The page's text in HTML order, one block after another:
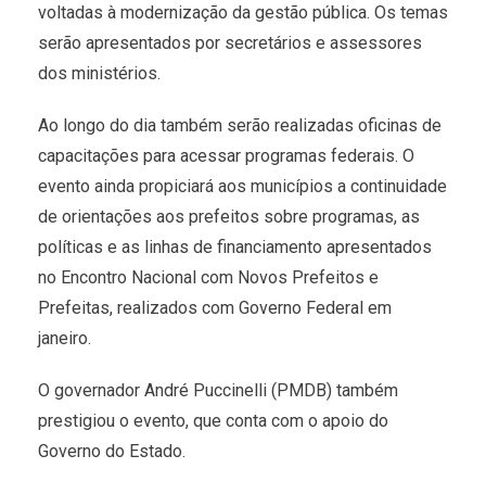
voltadas à modernização da gestão pública. Os temas
serão apresentados por secretários e assessores
dos ministérios.
Ao longo do dia também serão realizadas oficinas de
capacitações para acessar programas federais. O
evento ainda propiciará aos municípios a continuidade
de orientações aos prefeitos sobre programas, as
políticas e as linhas de financiamento apresentados
no Encontro Nacional com Novos Prefeitos e
Prefeitas, realizados com Governo Federal em
janeiro.
O governador André Puccinelli (PMDB) também
prestigiou o evento, que conta com o apoio do
Governo do Estado.